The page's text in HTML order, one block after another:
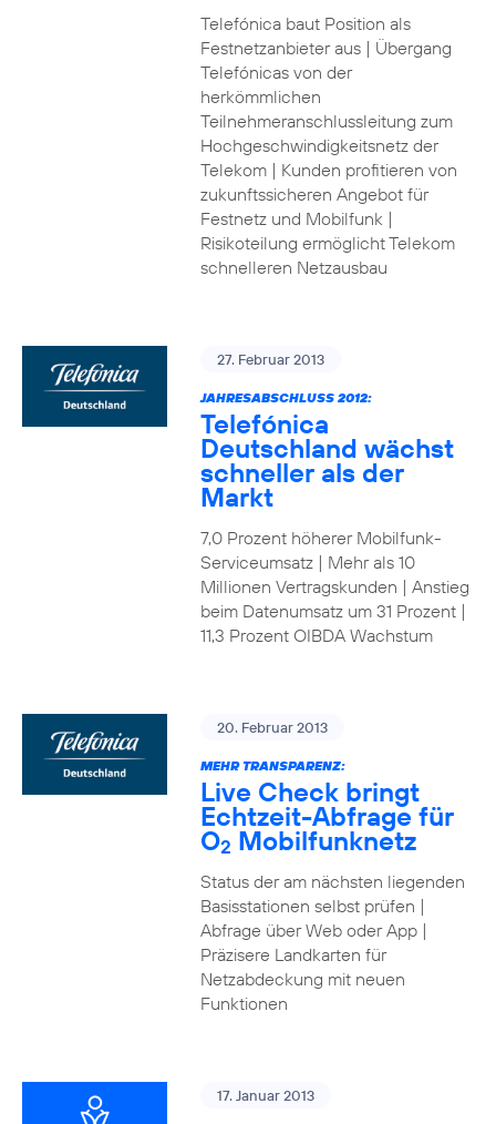
Telefónica baut Position als
Festnetzanbieter aus | Übergang
Telefónicas von der
herkömmlichen
Teilnehmeranschlussleitung zum
Hochgeschwindigkeitsnetz der
Telekom | Kunden profitieren von
zukunftssicheren Angebot für
Festnetz und Mobilfunk |
Risikoteilung ermöglicht Telekom
schnelleren Netzausbau
27. Februar 2013
JAHRESABSCHLUSS 2012:
Telefónica
Deutschland wächst
schneller als der
Markt
7,0 Prozent höherer Mobilfunk-
Serviceumsatz | Mehr als 10
Millionen Vertragskunden | Anstieg
beim Datenumsatz um 31 Prozent |
11,3 Prozent OIBDA Wachstum
20. Februar 2013
MEHR TRANSPARENZ:
Live Check bringt
Echtzeit-Abfrage für
O2 Mobilfunknetz
Status der am nächsten liegenden
Basisstationen selbst prüfen |
Abfrage über Web oder App |
Präzisere Landkarten für
Netzabdeckung mit neuen
Funktionen
17. Januar 2013